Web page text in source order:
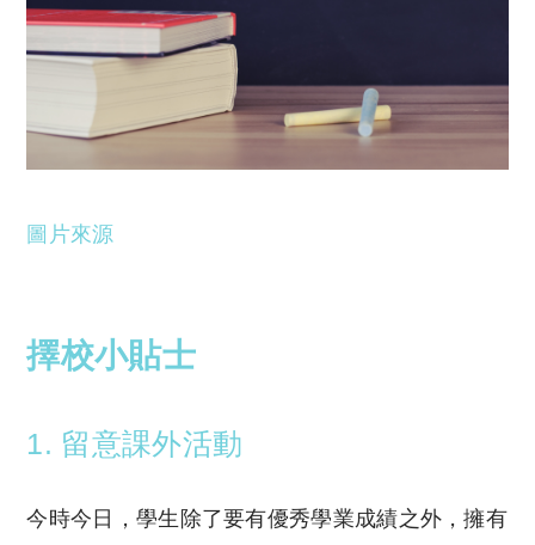
圖片來源
擇校小貼士
1. 留意課外活動
今時今日，學生除了要有優秀學業成績之外，擁有